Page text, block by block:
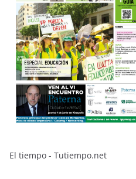
El tiempo - Tutiempo.net